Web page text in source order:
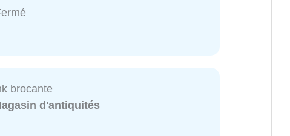
brocante
d'antiquités